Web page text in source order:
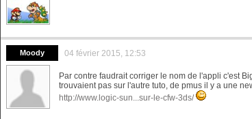
Moody 04 février 2015, 12:53
Par contre faudrait corriger le nom de l'appli c'est
trouvaient pas sur l'autre tuto, de pmus il y a une
http://www.logic-sun...sur-le-cfw-3ds/